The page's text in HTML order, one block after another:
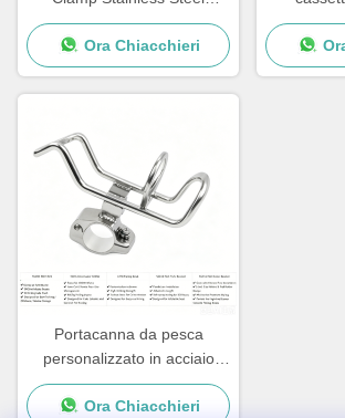
Triangle Hasp Three Holes
Mortise Lock 80mm Backset
1 Key Quick Release
Ora Chiacchieri
carbonio
Clip di
Portacanna da pesca
personalizzato in acciaio
inossidabile con rivestimento
Nuovi accessori per yacht
Ora Chiacchieri